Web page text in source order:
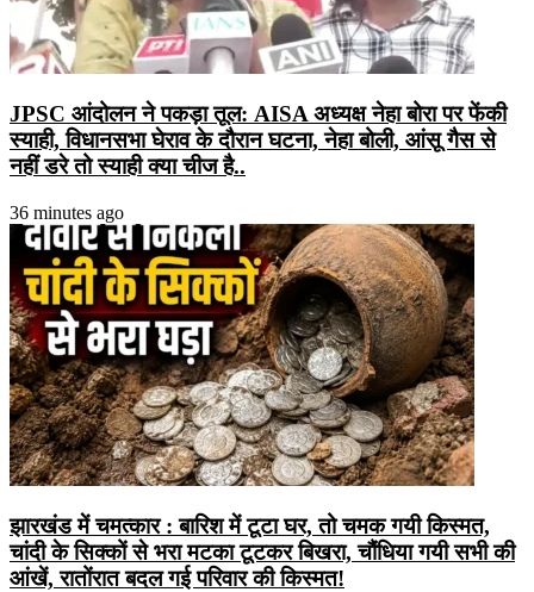
JPSC आंदोलन ने पकड़ा तूल: AISA अध्यक्ष नेहा बोरा पर फेंकी
स्याही, विधानसभा घेराव के दौरान घटना, नेहा बोली, आंसू गैस से
नहीं डरे तो स्याही क्या चीज है..
36 minutes ago
झारखंड में चमत्कार : बारिश में टूटा घर, तो चमक गयी किस्मत,
चांदी के सिक्कों से भरा मटका टूटकर बिखरा, चौंधिया गयी सभी की
आंखें, रातोंरात बदल गई परिवार की किस्मत!